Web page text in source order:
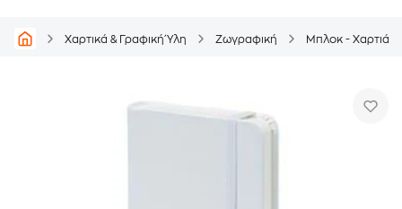
Χαρτικά & Γραφική Ύλη Ζωγραφική Μπλοκ - Χαρτιά